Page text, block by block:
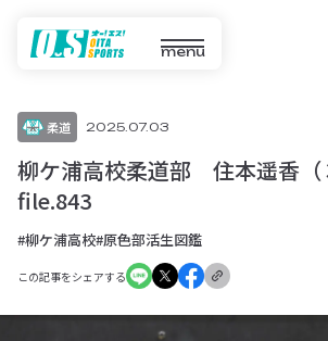
menu
柔道 2025.07.03
柳ケ浦高校柔道部 住本遥香
file.843
#柳ケ浦高校#原色部活生図鑑
この記事をシェアする